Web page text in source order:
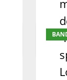
proposte